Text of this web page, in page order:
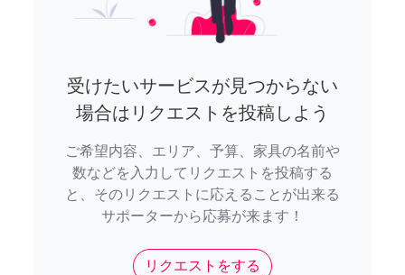
受けたいサービスが見つからない
場合はリクエストを投稿しよう
ご希望内容、エリア、予算、家具の名前や
数などを入力してリクエストを投稿する
と、そのリクエストに応えることが出来る
サポーターから応募が来ます！
リクエストをする